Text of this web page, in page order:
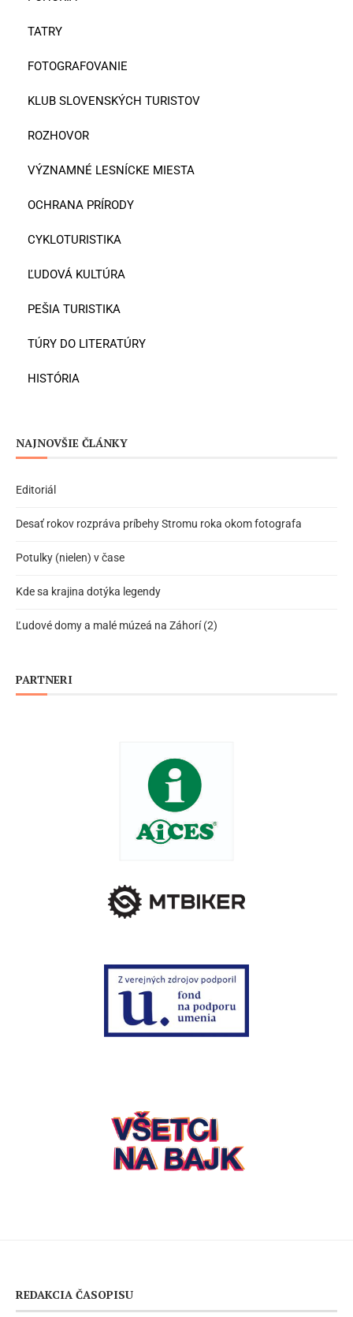
TATRY
FOTOGRAFOVANIE
KLUB SLOVENSKÝCH TURISTOV
ROZHOVOR
VÝZNAMNÉ LESNÍCKE MIESTA
OCHRANA PRÍRODY
CYKLOTURISTIKA
ĽUDOVÁ KULTÚRA
PEŠIA TURISTIKA
TÚRY DO LITERATÚRY
HISTÓRIA
NAJNOVŠIE ČLÁNKY
Editoriál
Desať rokov rozpráva príbehy Stromu roka okom fotografa
Potulky (nielen) v čase
Kde sa krajina dotýka legendy
Ľudové domy a malé múzeá na Záhorí (2)
PARTNERI
REDAKCIA ČASOPISU